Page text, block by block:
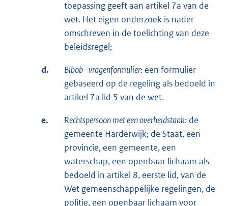
toepassing geeft aan artikel 7a van de
wet. Het eigen onderzoek is nader
omschreven in de toelichting van deze
beleidsregel;
d. Bibob -vragenformulier: een formulier
gebaseerd op de regeling als bedoeld in
artikel 7a lid 5 van de wet.
e. Rechtspersoon met een overheidstaak: de
gemeente Harderwijk; de Staat, een
provincie, een gemeente, een
waterschap, een openbaar lichaam als
bedoeld in artikel 8, eerste lid, van de
Wet gemeenschappelijke regelingen, de
politie, een openbaar lichaam voor